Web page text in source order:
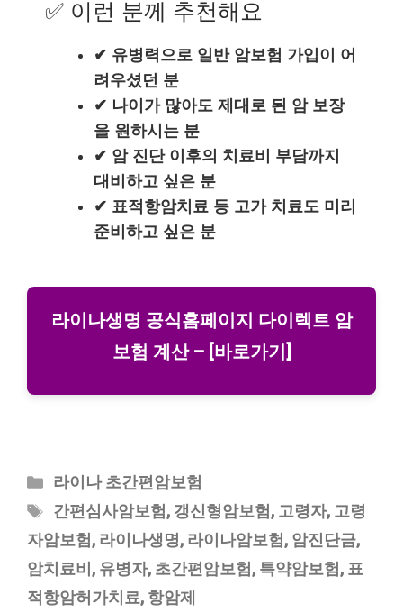
✅ 이런 분께 추천해요
✔ 유병력으로 일반 암보험 가입이 어
려우셨던 분
✔ 나이가 많아도 제대로 된 암 보장
을 원하시는 분
✔ 암 진단 이후의 치료비 부담까지
대비하고 싶은 분
✔ 표적항암치료 등 고가 치료도 미리
준비하고 싶은 분
라이나생명 공식홈페이지 다이렉트 암
보험 계산 – [바로가기]
카
테
고
리
라이나 초간편암보험
태
그
간편심사암보험 , 갱신형암보험 , 고령자, 고령
자암보험 , 라이나생명, 라이나암보험 , 암진단금,
암치료비 , 유병자, 초간편암보험 , 특약암보험 , 표
적항암허가치료, 항암제